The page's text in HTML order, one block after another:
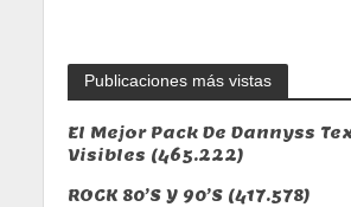
Publicaciones más vistas
El Mejor Pack De Dannyss
Visibles (465.222)
ROCK 80’S Y 90’S (417.578)